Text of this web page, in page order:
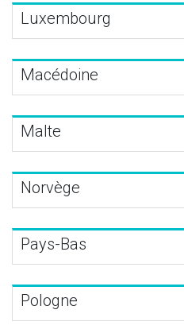
Luxembourg
Macédoine
Malte
Norvège
Pays-Bas
Pologne